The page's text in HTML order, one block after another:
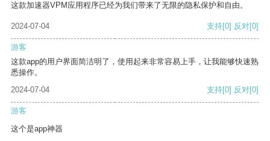
这款加速器VPM应用程序已经为我们带来了无限的隐私保护和自由。
2024-07-04 支持[0] 反对[0]
游客
这款app的用户界面简洁明了，使用起来非常容易上手，让我能够快速熟
悉操作。
2024-07-04
支持[0] 反对[0]
游客
这个是app神器